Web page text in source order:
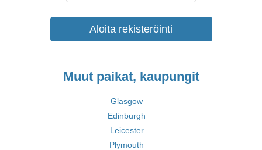
Aloita rekisteröinti
Muut paikat, kaupungit
Glasgow
Edinburgh
Leicester
Plymouth